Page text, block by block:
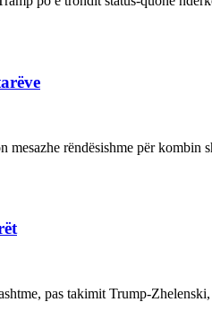
mesazhe rëndësishme për
pas takimit Trump-